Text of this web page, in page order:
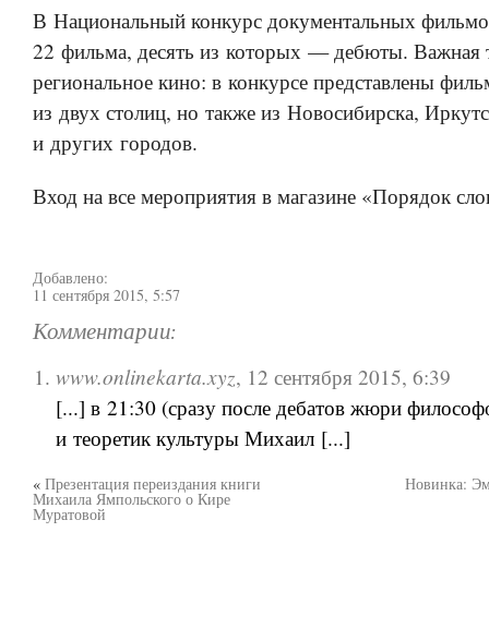
В Национальный конкурс документальных
22 фильма, десять из которых — дебюты.
региональное кино: в конкурсе представлены
из двух столиц, но также из Новосибирска,
и других городов.
Вход на все мероприятия в магазине «Порядок
Добавлено:
11 сентября 2015, 5:57
Комментарии:
www.onlinekarta.xyz, 12 сентября 2015, 6:39
[...] в 21:30 (сразу после дебатов жюри
и теоретик культуры Михаил [...]
« Презентация переиздания книги
Михаила Ямпольского о Кире
Муратовой
Новинка: